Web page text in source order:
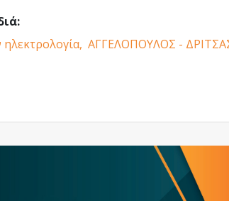
ΑΓΓΕΛΟΠΟΥΛΟΣ -